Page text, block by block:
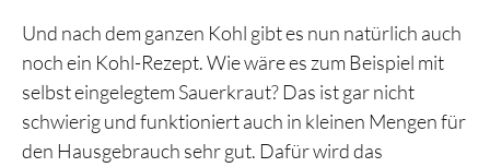
Und nach dem ganzen Kohl gibt es nun natürlich auch
noch ein Kohl-Rezept. Wie wäre es zum Beispiel mit
selbst eingelegtem Sauerkraut? Das ist gar nicht
schwierig und funktioniert auch in kleinen Mengen für
den Hausgebrauch sehr gut. Dafür wird das